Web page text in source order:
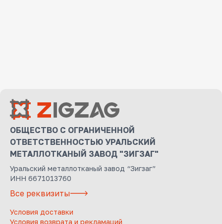
ОБЩЕСТВО С ОГРАНИЧЕННОЙ
ОТВЕТСТВЕННОСТЬЮ УРАЛЬСКИЙ
МЕТАЛЛОТКАНЫЙ ЗАВОД "ЗИГЗАГ"
Уральский металлотканый завод “Зигзаг”
ИНН 6671013760
Все реквизиты
Условия доставки
Условия возврата и рекламаций